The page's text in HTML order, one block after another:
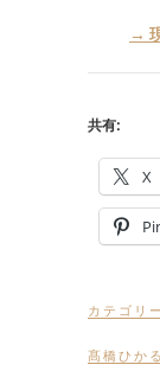
→
共有:
X
カテゴリ
髙橋ひかる